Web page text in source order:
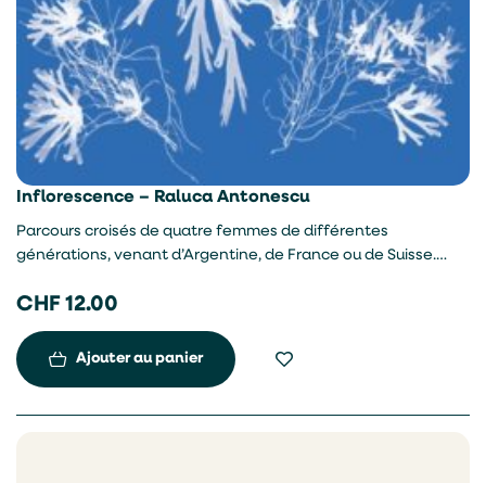
Inflorescence – Raluca Antonescu
Parcours croisés de quatre femmes de différentes
générations, venant d’Argentine, de France ou de Suisse.
CHF 12.00
Ajouter au panier